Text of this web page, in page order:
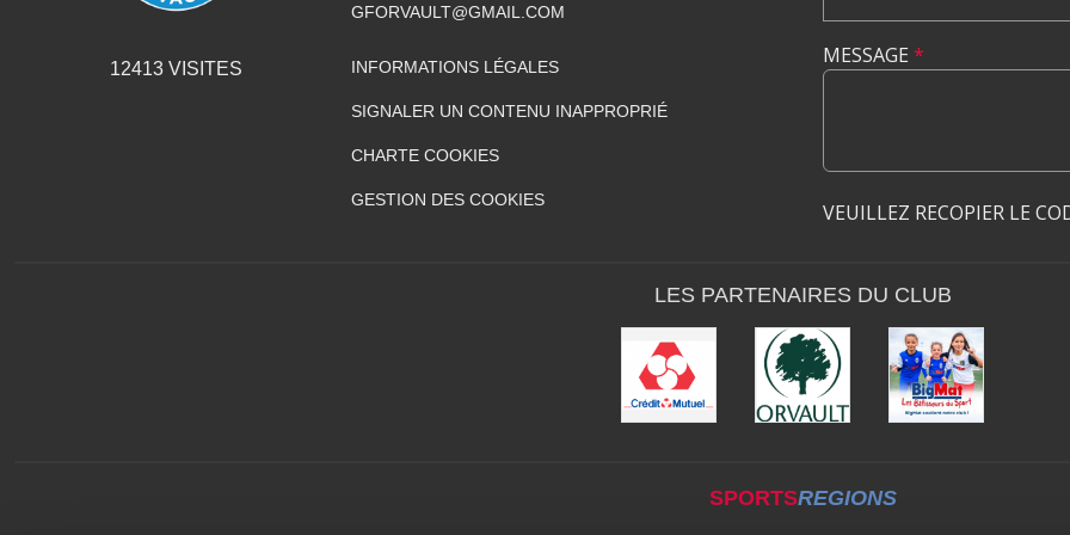
12413VISITES
GFORVAULT@GMAIL.COM
INFORMATIONS LÉGALES
SIGNALER UN CONTENU INAPPROPRIÉ
CHARTE COOKIES
GESTION DES COOKIES
MESSAGE *
VEUILLEZ RECOPIER LE
LES PARTENAIRES DU CLUB
SPORTSREGIONS